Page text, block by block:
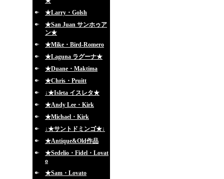
★Larry・Golsh
★San Juan サンホゥア
ン★
★Mike・Bird-Romero
★Laguna ラグーナ★
★Duane・Maktima
★Chris・Pruitt
↓★Isleta イスレタ★
★Andy Lee・Kirk
★Michael・Kirk
↓★サントドミンゴ★↓
★Antique&Old作品
★Sedelio・Fidel・Lovat
o
★Sam・Lovato